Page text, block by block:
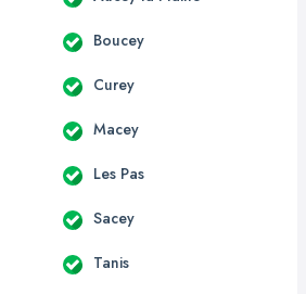
Boucey
Curey
Macey
Les Pas
Sacey
Tanis